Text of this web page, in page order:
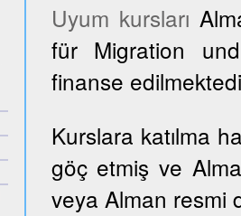
Uyum kursları
für Migration
finanse
Kurslara katılma
göç etmiş ve
veya Alman resmi